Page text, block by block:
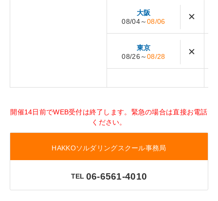
大阪
08/04～08/06 ✕
東京
08/26～08/28 ✕
開催14日前でWEB受付は終了します。緊急の場合は直接お電話
ください。
HAKKOソルダリングスクール事務局
TEL 06-6561-4010